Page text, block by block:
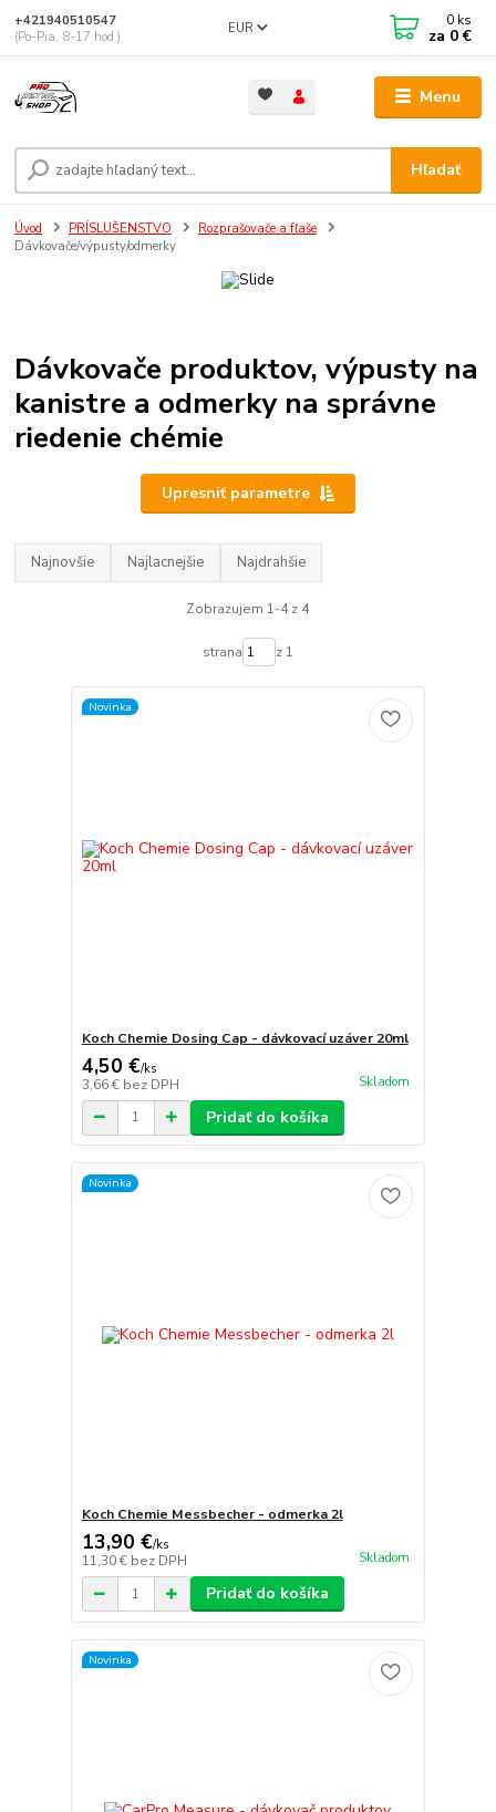
Menu
EUR
Hľadať
+421940510547
(Po-Pia, 8-17 hod.)
0 ks
za 0 €
Úvod PRÍSLUŠENSTVO
Rozprašovače a fľaše
Dávkovače/výpusty/odmerky
Dávkovače produktov, výpusty na
kanistre a odmerky na správne
riedenie chémie
Upresniť parametre
Najnovšie Najlacnejšie Najdrahšie
Zobrazujem 1-4 z 4
strana z 1
Novinka
Koch Chemie Dosing Cap - dávkovací uzáver 20ml
4,50 €/ks
3,66 € bez DPH Skladom
Pridať do košíka
Novinka
Koch Chemie Messbecher - odmerka 2l
13,90 €/ks
11,30 € bez DPH Skladom
Pridať do košíka
Novinka